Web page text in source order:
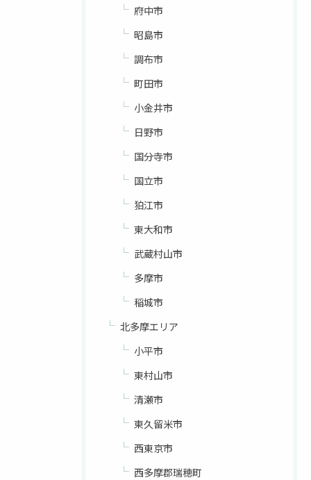
府中市
昭島市
調布市
町田市
小金井市
日野市
国分寺市
国立市
狛江市
東大和市
武蔵村山市
多摩市
稲城市
北多摩エリア
小平市
東村山市
清瀬市
東久留米市
西東京市
西多摩郡瑞穂町